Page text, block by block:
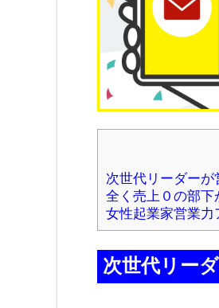
次世代リーダーが
全く売上０の部下
女性起業家営業力
次世代リー